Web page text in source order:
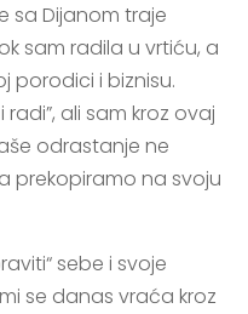
sa Dijanom traje
sam radila u vrtiću, a
porodici i biznisu.
ali sam kroz ovaj
odrastanje ne
prekopiramo na svoju
sebe i svoje
se danas vraća kroz